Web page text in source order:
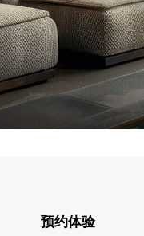
预约体验